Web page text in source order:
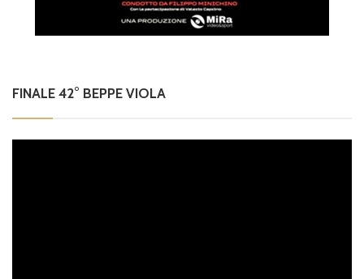
FINALE 42° BEPPE VIOLA